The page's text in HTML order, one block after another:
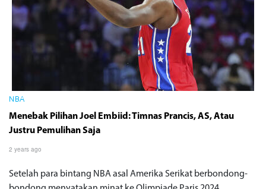
NBA
Menebak Pilihan Joel Embiid: Timnas Prancis, AS, Atau
Justru Pemulihan Saja
2 years ago
Setelah para bintang NBA asal Amerika Serikat berbondong-